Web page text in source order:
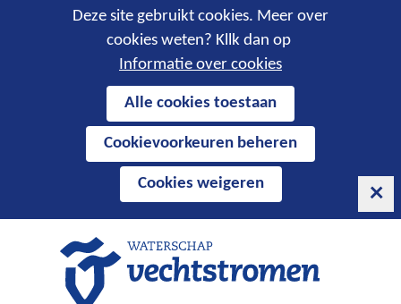
Cookies
toestaan?
Deze site gebruikt cookies. Meer over
cookies weten? Kllk dan op
Informatie over cookies
cookies
deze
website
Alle cookies toestaan
Cookievoorkeuren beheren
Cookies weigeren
naar